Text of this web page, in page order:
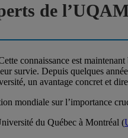
de
connaissance est
survie. Depuis quelques
un avantage concret et
mondiale sur l’importance
du Québec à Montréal (